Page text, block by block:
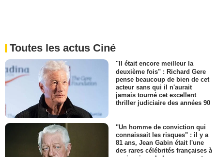
Toutes les actus Ciné
"Il était encore meilleur la
deuxième fois" : Richard Gere
pense beaucoup de bien de cet
acteur sans qui il n'aurait
jamais tourné cet excellent
thriller judiciaire des années 90
"Un homme de conviction qui
connaissait les risques" : il y a
81 ans, Jean Gabin était l'une
des rares célébrités françaises à